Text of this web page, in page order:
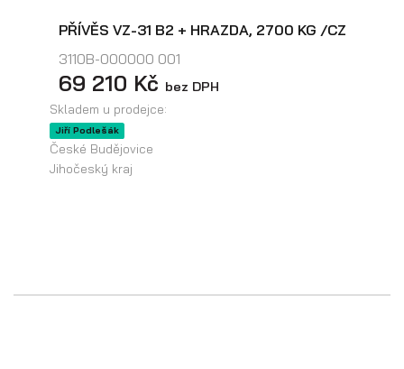
PŘÍVĚS VZ-31 B2 + HRAZDA, 2700 KG /CZ
3110B-000000 001
69 210 Kč bez DPH
Skladem u prodejce:
Jiří Podlešák
České Budějovice
Jihočeský kraj